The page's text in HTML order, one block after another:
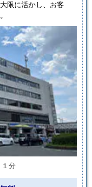
限に活かし、お客
分